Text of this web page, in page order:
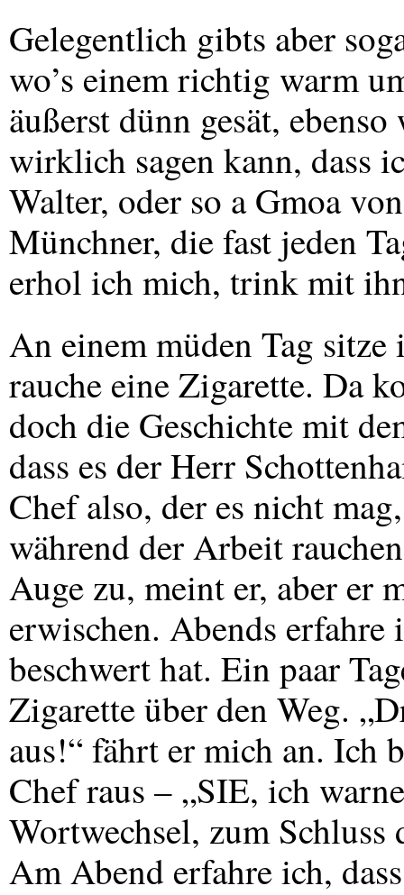
Gelegentlich gibts aber
wo’s einem richtig warm
äußerst dünn gesät,
wirklich sagen kann, dass
Walter, oder so a Gmoa
Münchner, die fast jeden
erhol ich mich, trink mit
An einem müden Tag sitze
rauche eine Zigarette. Da
doch die Geschichte mit
dass es der Herr
Chef also, der es nicht
während der Arbeit
Auge zu, meint er, aber er
erwischen. Abends erfahre
beschwert hat. Ein paar
Zigarette über den Weg.
aus!“ fährt er mich an. Ich
Chef raus – „SIE, ich
Wortwechsel, zum
Am Abend erfahre ich,